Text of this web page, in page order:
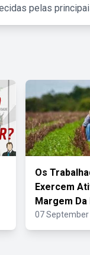
pelas
Os
Exercem
Margem Da
07